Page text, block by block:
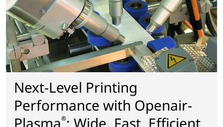
Next-Level Printing
Performance with Openair-
Plasma®: Wide, Fast, Efficient